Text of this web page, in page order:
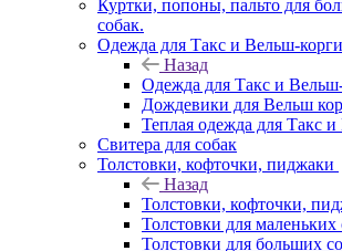
Куртки, попоны, пальто для
собак.
Одежда для Такс и Вельш-корги
Назад
Одежда для Такс и
Дождевики для Вельш
Теплая одежда для Такс
Свитера для собак
Толстовки, кофточки, пиджаки
Назад
Толстовки, кофточки,
Толстовки для маленьких
Толстовки для больших